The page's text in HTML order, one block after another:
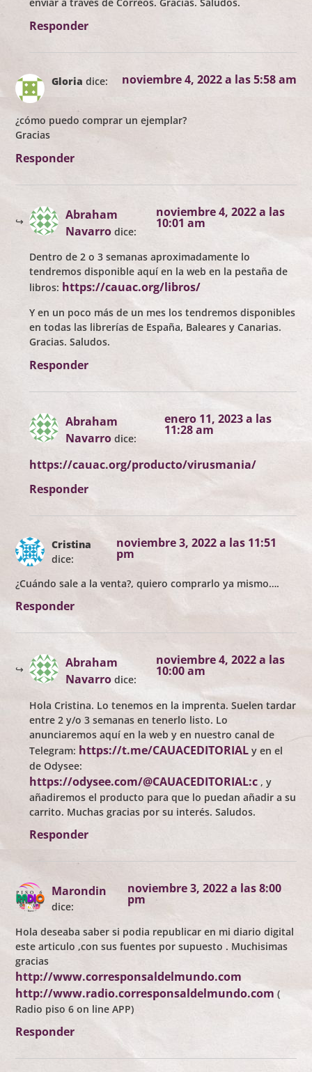
enviar a través de Correos. Gracias. Saludos.
Responder
Gloria dice: noviembre 4, 2022 a las 5:58 am
¿cómo puedo comprar un ejemplar?
Gracias
Responder
Abraham
Navarro dice:
noviembre 4, 2022 a las
10:01 am
Dentro de 2 o 3 semanas aproximadamente lo
tendremos disponible aquí en la web en la pestaña de
libros: https://cauac.org/libros/
Y en un poco más de un mes los tendremos disponibles
en todas las librerías de España, Baleares y Canarias.
Gracias. Saludos.
Responder
Abraham
Navarro dice:
enero 11, 2023 a las
11:28 am
https://cauac.org/producto/virusmania/
Responder
Cristina
dice:
noviembre 3, 2022 a las 11:51
pm
¿Cuándo sale a la venta?, quiero comprarlo ya mismo….
Responder
Abraham
Navarro dice:
noviembre 4, 2022 a las
10:00 am
Hola Cristina. Lo tenemos en la imprenta. Suelen tardar
entre 2 y/o 3 semanas en tenerlo listo. Lo
anunciaremos aquí en la web y en nuestro canal de
Telegram: https://t.me/CAUACEDITORIAL y en el
de Odysee:
https://odysee.com/@CAUACEDITORIAL:c , y
añadiremos el producto para que lo puedan añadir a su
carrito. Muchas gracias por su interés. Saludos.
Responder
Marondin
dice:
noviembre 3, 2022 a las 8:00
pm
Hola deseaba saber si podia republicar en mi diario digital
este articulo ,con sus fuentes por supuesto . Muchisimas
gracias
http://www.corresponsaldelmundo.com
http://www.radio.corresponsaldelmundo.com (
Radio piso 6 on line APP)
Responder